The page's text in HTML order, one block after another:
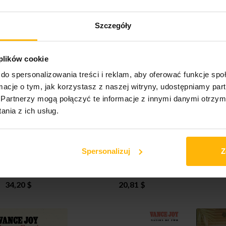
Szczegóły
cookie
spersonalizowania treści i reklam, aby oferować funkcje
o tym, jak korzystasz z naszej witryny, udostępniamy
mogą połączyć te informacje z innymi danymi
z ich usług.
Spersonalizuj
20,81 $
Donovan - Fairytale (LP
Transparent)
37,18 $
34,20 $ 20,81 $